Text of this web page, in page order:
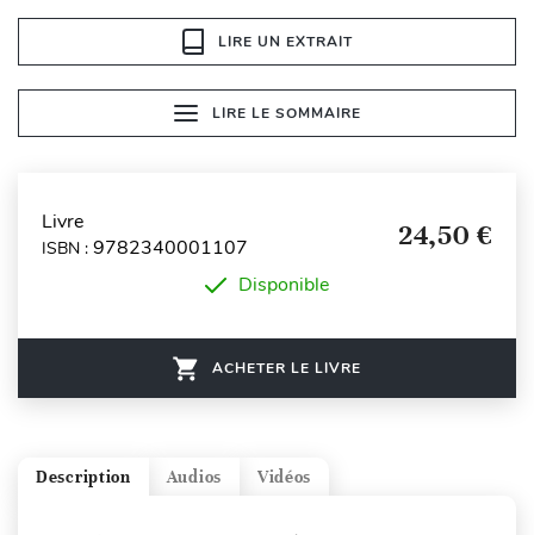
LIRE UN EXTRAIT
LIRE LE SOMMAIRE
Livre
ISBN : 9782340001107 24,50 €
Disponible
ACHETER LE LIVRE
Vidéos
Audios
Description